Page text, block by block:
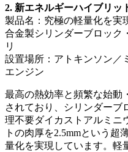
2. 新エネルギーハイブリッ
製品名：究極の軽量化を実
合金製シリンダーブロック
リ
設置場所：アトキンソン／
エンジン
最高の熱効率と頻繁な始動
されており、シリンダーブ
理不要ダイカストアルミニ
トの肉厚を2.5mmという超
量化を実現しています。軽